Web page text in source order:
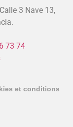
3 Nave 13,
73 74
et conditions